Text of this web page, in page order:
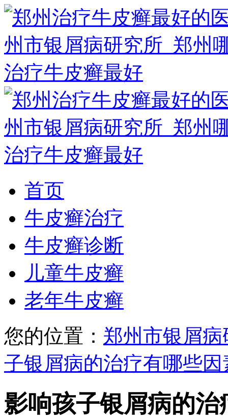
首页
牛皮癣治疗
牛皮癣诊断
儿童牛皮癣
老年牛皮癣
您的位置： 郑州市银屑病
子银屑病的治疗有哪些因
影响孩子银屑病的治